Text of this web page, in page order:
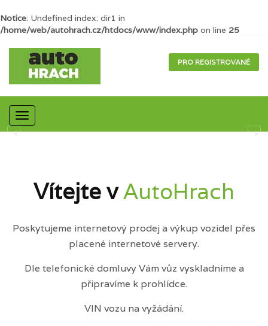
Notice: Undefined index: dir1 in
/home/web/autohrach.cz/htdocs/www/index.php on line 25
PRO REGISTROVANÉ
Mobilní
navigace
Vítejte vAutoHrach
Poskytujeme internetový prodej a výkup vozidel přes
placené internetové servery.
Dle telefonické domluvy Vám vůz vyskladníme a
připravíme k prohlídce.
VIN vozu na vyžádání.